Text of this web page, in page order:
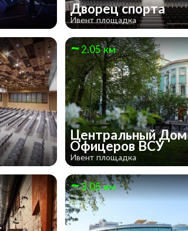
Дворец спорта
Ивент площадка
2.05 км
Центральный Дом
Офицеров ВСУ
Ивент площадка
3.05 км